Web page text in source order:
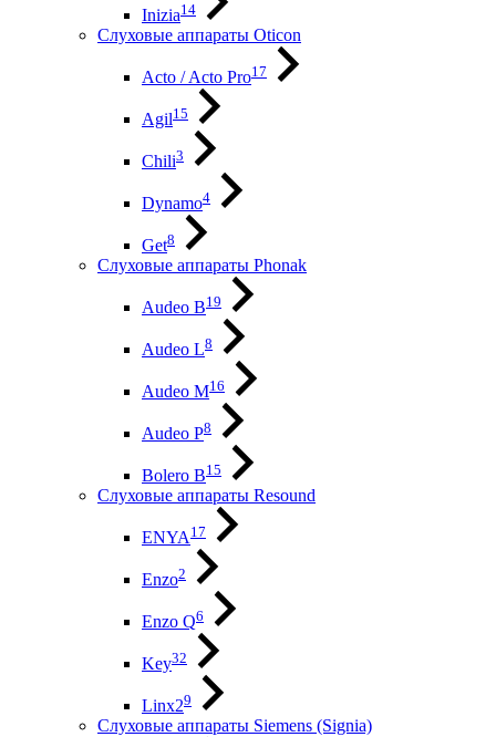
Inizia14
Слуховые аппараты Oticon
Acto / Acto Pro17
Agil15
Chili3
Dynamo4
Get8
Слуховые аппараты Phonak
Audeo B19
Audeo L8
Audeo М16
Audeo P8
Bolero B15
Слуховые аппараты Resound
ENYA17
Enzo2
Enzo Q6
Key32
Linx29
Слуховые аппараты Siemens (Signia)